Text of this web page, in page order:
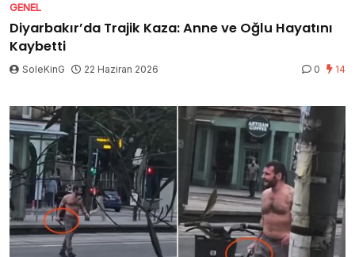
GENEL
Diyarbakır’da Trajik Kaza: Anne ve Oğlu Hayatını
Kaybetti
SoleKinG 22 Haziran 2026 0 14